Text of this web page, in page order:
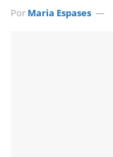
Por Maria Espases